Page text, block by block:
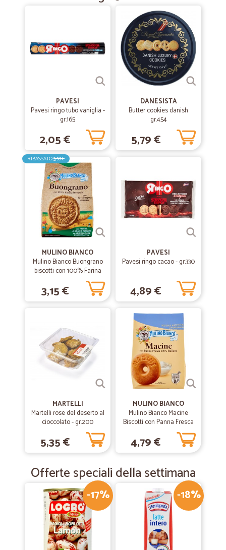
PAVESI
Pavesi ringo tubo vaniglia -
gr.165
2,05 €
DANESISTA
Butter cookies danish
gr.454
5,79 €
RIBASSATO3,99€
MULINO BIANCO
Mulino Bianco Buongrano
biscotti con 100% Farina
Integrale 350 gr.
3,15 €
PAVESI
Pavesi ringo cacao - gr.330
4,89 €
MARTELLI
Martelli rose del deserto al
cioccolato - gr.200
5,35 €
MULINO BIANCO
Mulino Bianco Macine
Biscotti con Panna Fresca
4,79 €
Offerte speciali della settimana
-17% -18%